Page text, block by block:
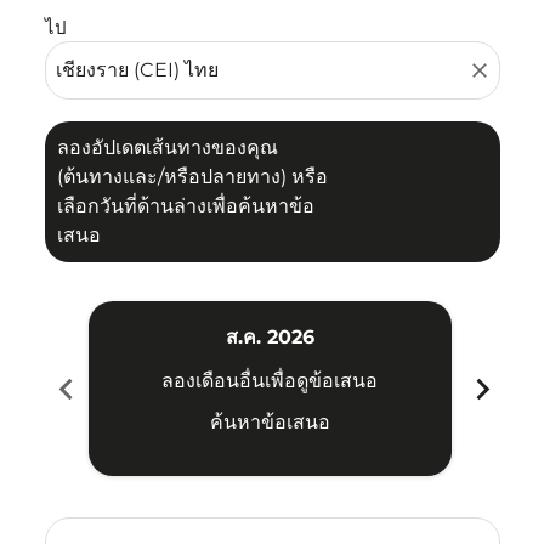
ไป
close
ลองอัปเดตเส้นทางของคุณ
(ต้นทางและ/หรือปลายทาง) หรือ
เลือกวันที่ด้านล่างเพื่อค้นหาข้อ
เสนอ
chevron_left
ส.ค. 2026
ลองเดือนอื่นเพื่อดูข้อเสนอ
ค้นหาข้อเสนอ
chevron_right